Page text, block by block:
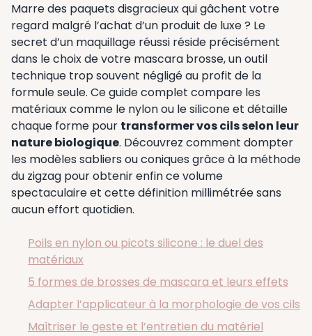
Marre des paquets disgracieux qui gâchent votre
regard malgré l’achat d’un produit de luxe ? Le
secret d’un maquillage réussi réside précisément
dans le choix de votre mascara brosse, un outil
technique trop souvent négligé au profit de la
formule seule. Ce guide complet compare les
matériaux comme le nylon ou le silicone et détaille
chaque forme pour transformer vos cils selon leur
nature biologique. Découvrez comment dompter
les modèles sabliers ou coniques grâce à la méthode
du zigzag pour obtenir enfin ce volume
spectaculaire et cette définition millimétrée sans
aucun effort quotidien.
Poils en nylon ou picots silicone : le duel des
matériaux
5 formes de brosses de mascara et leurs effets
Adapter l’applicateur à la morphologie de vos cils
Maîtriser le geste et l’entretien du matériel